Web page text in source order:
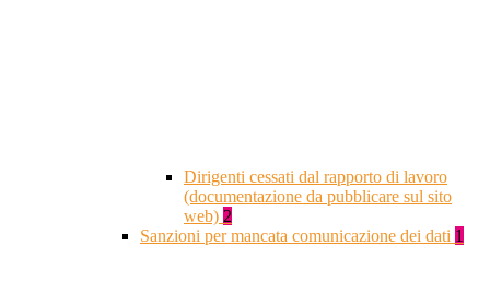
Dirigenti cessati dal rapporto di lavoro
(documentazione da pubblicare sul sito
web) 2
Sanzioni per mancata comunicazione dei dati 1